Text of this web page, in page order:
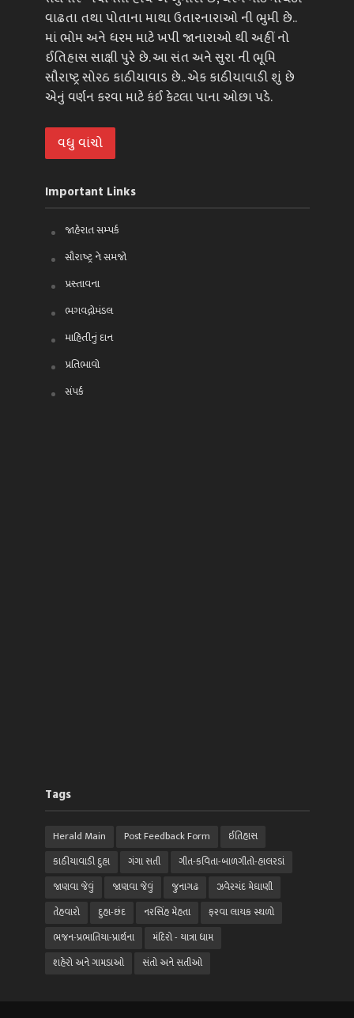
વાઢતા તથા પોતાના માથા ઉતારનારાઓ ની ભુમી છે..
માં ભોમ અને ધરમ માટે ખપી જાનારાઓ થી અહીં નો
ઈતિહાસ સાક્ષી પુરે છે. આ સંત અને સુરા ની ભૂમિ
સૌરાષ્ટ્ર સોરઠ કાઠીયાવાડ છે.. એક કાઠીયાવાડી શું છે
એનું વર્ણન કરવા માટે કંઈ કેટલા પાના ઓછા પડે.
વધુ વાંચો
Important Links
જાહેરાત સમ્પર્ક
સૌરાષ્ટ્ર ને સમજો
પ્રસ્તાવના
ભગવદ્ગોમંડલ
માહિતીનું દાન
પ્રતિભાવો
સંપર્ક
Tags
Herald Main Post Feedback Form
ઈતિહાસ
કાઠીયાવાડી દુહા
ગંગા સતી
ગીત-કવિતા-બાળગીતો-હાલરડાં
જાણવા જેવું
જાણવા જેવું જુનાગઢ
ઝવેરચંદ મેઘાણી
તેહવારો
દુહા-છંદ નરસિંહ મેહતા
ફરવા લાયક સ્થળો
ભજન-પ્રભાતિયા-પ્રાર્થના
મંદિરો - યાત્રા ધામ
શહેરો અને ગામડાઓ
સંતો અને સતીઓ